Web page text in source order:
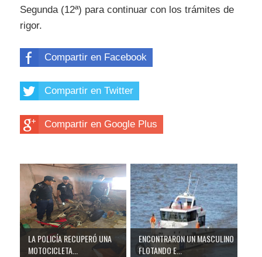
Segunda (12ª) para continuar con los trámites de
rigor.
Compartir en Facebook
Compartir en Twitter
Compartir en Google Plus
LA POLICÍA RECUPERÓ UNA
MOTOCICLETA...
ENCONTRARON UN MASCULINO
FLOTANDO E...